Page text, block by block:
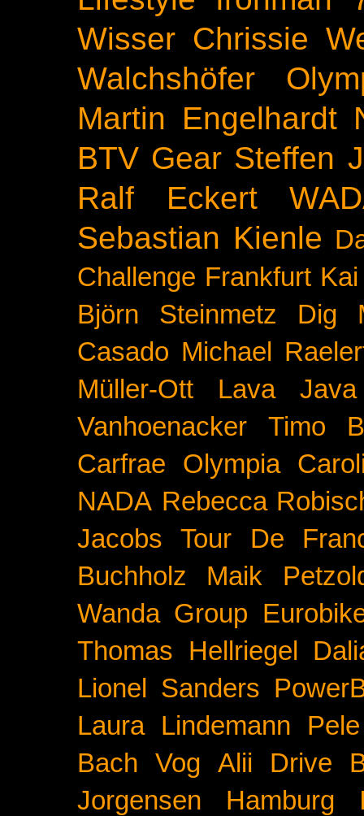
Wisser Chrissie
Walchshöfer
Martin Engelhardt
BTV Gear Steffen
Ralf Eckert
Sebastian Kienle
Challenge Frankfurt
Björn Steinmetz
Dig
Casado Michael
Müller-Ott
Lava Java
Vanhoenacker
Timo
Carfrae
Olympia
NADA Rebecca
Jacobs
Tour De
Buchholz
Maik
Wanda Group
Thomas Hellriegel
Lionel Sanders
Laura Lindemann
Pele
Bach Vog Alii Drive
Jorgensen
Hamburg